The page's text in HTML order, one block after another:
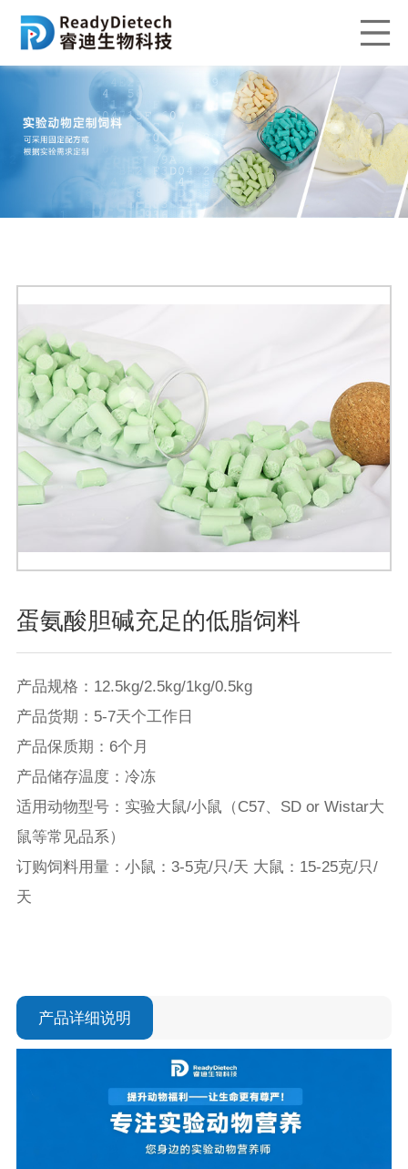
蛋氨酸胆碱充足的低脂饲料
产品规格：12.5kg/2.5kg/1kg/0.5kg
产品货期：5-7天个工作日
产品保质期：6个月
产品储存温度：冷冻
适用动物型号：实验大鼠/小鼠（C57、SD or Wistar大
鼠等常见品系）
订购饲料用量：小鼠：3-5克/只/天 大鼠：15-25克/只/
天
产品详细说明